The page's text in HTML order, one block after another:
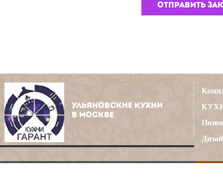
УЛЬЯНОВСКИЕ КУХНИ
В МОСКВЕ